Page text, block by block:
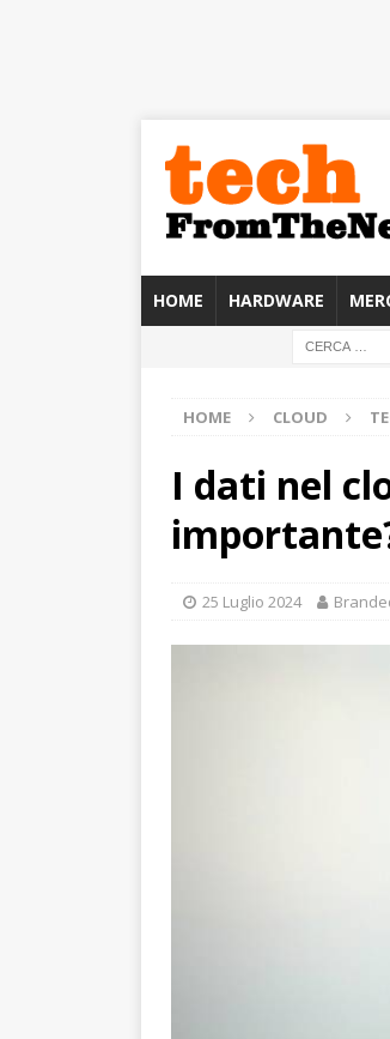
HOME HARDWARE
HOME CLOUD
I dati nel
25 Luglio 2024